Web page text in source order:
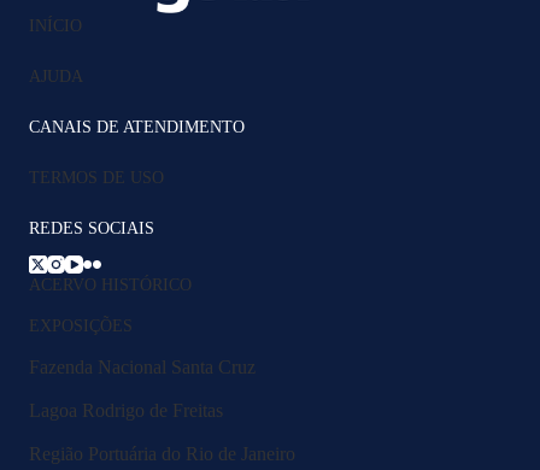
INÍCIO
AJUDA
CANAIS DE ATENDIMENTO
TERMOS DE USO
REDES SOCIAIS
ACERVO HISTÓRICO
EXPOSIÇÕES
Fazenda Nacional Santa Cruz
Lagoa Rodrigo de Freitas
Região Portuária do Rio de Janeiro